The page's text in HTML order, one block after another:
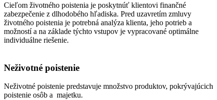
Cieľom životného poistenia je poskytnúť klientovi finančné
zabezpečenie z dlhodobého hľadiska. Pred uzavretím zmluvy
životného poistenia je potrebná analýza klienta, jeho potrieb a
možností a na základe týchto vstupov je vypracované optimálne
individuálne riešenie.
Neživotné poistenie
Neživotné poistenie predstavuje množstvo produktov, pokrývajúcich
poistenie osôb a majetku.